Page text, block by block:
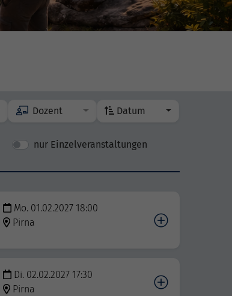
Dozent Datum
nur Einzelveranstaltungen
Mo. 01.02.2027 18:00
Pirna
Di. 02.02.2027 17:30
Pirna